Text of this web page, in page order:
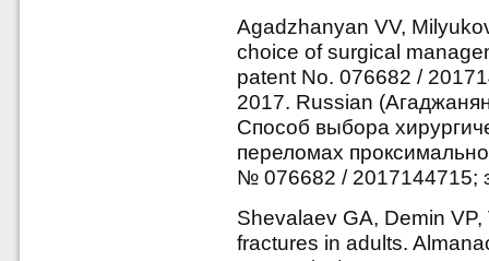
Agadzhanyan VV,
choice of surgical
patent No. 076682 /
2017. Russian
Способ выбора
переломах
№ 076682 / 2017144715;
Shevalaev GA, Demin
fractures in adults.